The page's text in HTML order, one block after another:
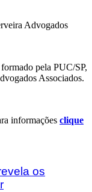
Advogados
pela PUC/SP,
Associados.
informações clique
os